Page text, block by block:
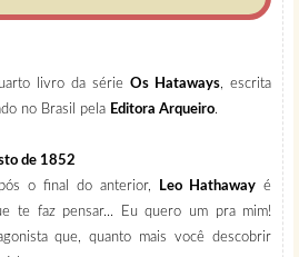
livro da série Os Hataways, escrita
no Brasil pela Editora Arqueiro.
de 1852
o final do anterior,
Leo Hathaway é
te faz pensar... Eu quero um pra mim!
que, quanto mais você descobrir